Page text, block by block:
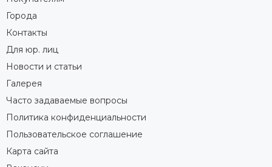
Города
Контакты
Для юр. лиц
Новости и статьи
Галерея
Часто задаваемые вопросы
Политика конфиденциальности
Пользовательское соглашение
Карта сайта